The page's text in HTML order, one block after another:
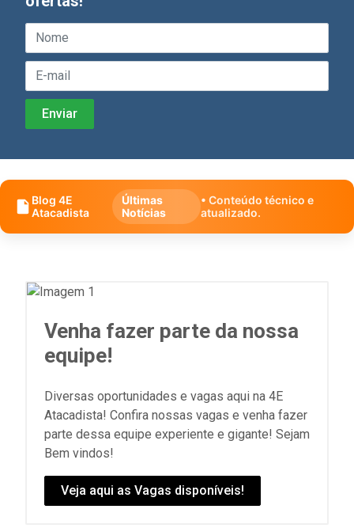
Blog 4E
Atacadista
Últimas
Notícias
• Conteúdo técnico e
atualizado.
Venha fazer parte da nossa
equipe!
Diversas oportunidades e vagas aqui na 4E
Atacadista! Confira nossas vagas e venha fazer
parte dessa equipe experiente e gigante! Sejam
Bem vindos!
Veja aqui as Vagas disponíveis!